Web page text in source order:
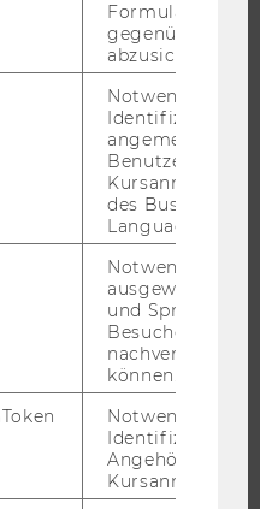
EXCHANGE STUDIERENDE
gegenüber
abzusichern.
Notwendig zur
Identifizierung
angemeldeten
Benutzers im
des Business
Language
Notwendig um
ausgewählte
und
Besuchers
nachverfolgen
können.
Notwendig zur
Identifizierung
Angehörige/r für
Kursanmeldung.